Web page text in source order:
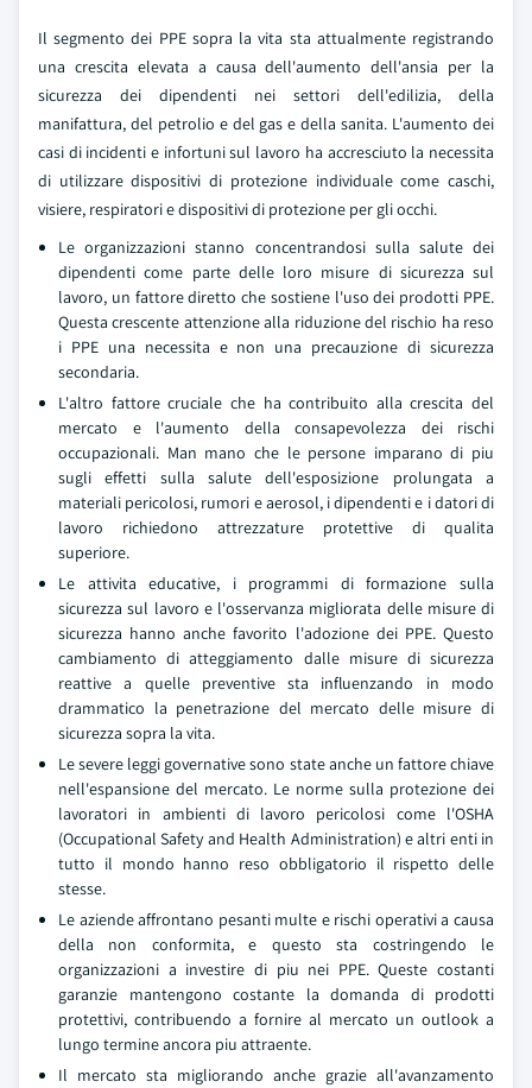
Il segmento dei PPE sopra la vita sta attualmente registrando
una crescita elevata a causa dell'aumento dell'ansia per la
sicurezza dei dipendenti nei settori dell'edilizia, della
manifattura, del petrolio e del gas e della sanita. L'aumento dei
casi di incidenti e infortuni sul lavoro ha accresciuto la necessita
di utilizzare dispositivi di protezione individuale come caschi,
visiere, respiratori e dispositivi di protezione per gli occhi.
Le organizzazioni stanno concentrandosi sulla salute dei
dipendenti come parte delle loro misure di sicurezza sul
lavoro, un fattore diretto che sostiene l'uso dei prodotti PPE.
Questa crescente attenzione alla riduzione del rischio ha reso
i PPE una necessita e non una precauzione di sicurezza
secondaria.
L'altro fattore cruciale che ha contribuito alla crescita del
mercato e l'aumento della consapevolezza dei rischi
occupazionali. Man mano che le persone imparano di piu
sugli effetti sulla salute dell'esposizione prolungata a
materiali pericolosi, rumori e aerosol, i dipendenti e i datori di
lavoro richiedono attrezzature protettive di qualita
superiore.
Le attivita educative, i programmi di formazione sulla
sicurezza sul lavoro e l'osservanza migliorata delle misure di
sicurezza hanno anche favorito l'adozione dei PPE. Questo
cambiamento di atteggiamento dalle misure di sicurezza
reattive a quelle preventive sta influenzando in modo
drammatico la penetrazione del mercato delle misure di
sicurezza sopra la vita.
Le severe leggi governative sono state anche un fattore chiave
nell'espansione del mercato. Le norme sulla protezione dei
lavoratori in ambienti di lavoro pericolosi come l'OSHA
(Occupational Safety and Health Administration) e altri enti in
tutto il mondo hanno reso obbligatorio il rispetto delle
stesse.
Le aziende affrontano pesanti multe e rischi operativi a causa
della non conformita, e questo sta costringendo le
organizzazioni a investire di piu nei PPE. Queste costanti
garanzie mantengono costante la domanda di prodotti
protettivi, contribuendo a fornire al mercato un outlook a
lungo termine ancora piu attraente.
Il mercato sta migliorando anche grazie all'avanzamento